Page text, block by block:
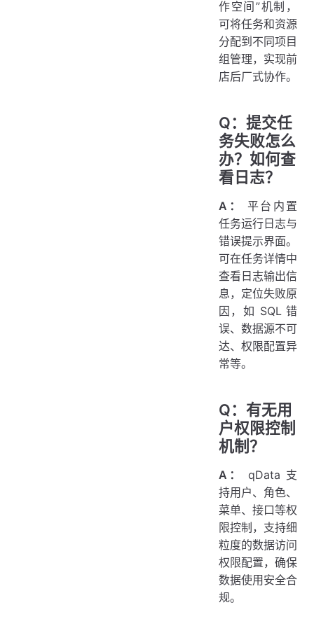
作空间”机制，
可将任务和资源
分配到不同项目
组管理，实现前
店后厂式协作。
Q：提交任
务失败怎么
办？如何查
看日志？
A：
平台内置
任务运行日志与
错误提示界面。
可在任务详情中
查看日志输出信
息，定位失败原
因，如 SQL 错
误、数据源不可
达、权限配置异
常等。
Q：有无用
户权限控制
机制？
A：
qData 支
持用户、角色、
菜单、接口等权
限控制，支持细
粒度的数据访问
权限配置，确保
数据使用安全合
规。